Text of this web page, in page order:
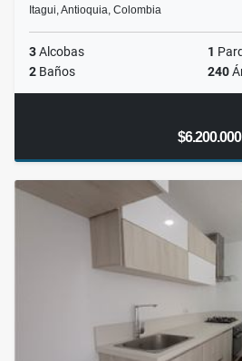
Itagui, Antioquia, Colombia
3Alcobas 1
2 Baños 240
$6.200.000